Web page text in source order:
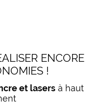
ENCORE
!
et lasersà haut